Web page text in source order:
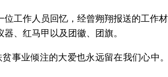
工作人员回忆，经曾翙翔报送的工作
、红马甲以及团徽、团旗。
事业倾注的大爱也永远留在我们心